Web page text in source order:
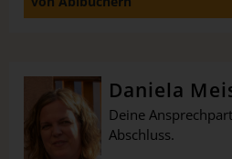
Daniela
Deine
Abschluss.